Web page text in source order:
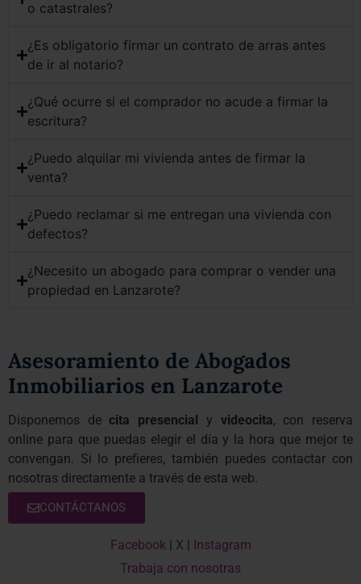
o catastrales?
¿Es obligatorio firmar un contrato de arras antes
de ir al notario?
¿Qué ocurre si el comprador no acude a firmar la
escritura?
¿Puedo alquilar mi vivienda antes de firmar la
venta?
¿Puedo reclamar si me entregan una vivienda con
defectos?
¿Necesito un abogado para comprar o vender una
propiedad en Lanzarote?
Asesoramiento de Abogados
Inmobiliarios en Lanzarote
Disponemos de cita presencial y videocita, con reserva
online para que puedas elegir el día y la hora que mejor te
convengan. Si lo prefieres, también puedes contactar con
nosotras directamente a través de esta web.
CONTÁCTANOS
Facebook| X
Instagram
Trabaja con nosotras